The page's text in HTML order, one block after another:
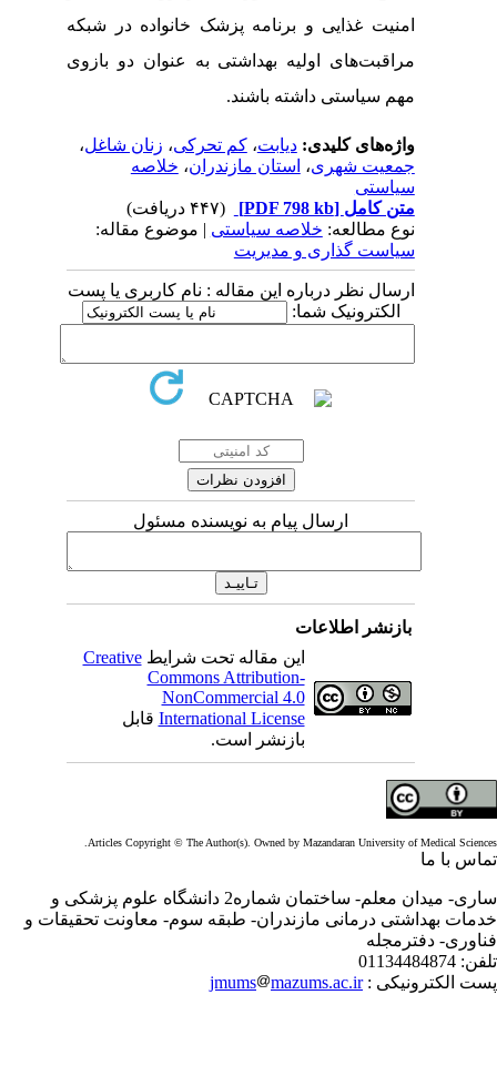
امنیت غذایی و برنامه پزشک خانواده در شبکه
مراقبت‌های اولیه بهداشتی به عنوان دو بازوی
مهم سیاستی داشته باشند.
واژه‌های کلیدی:دیابت،کم تحرکی،زنان شاغل،
جمعیت شهری،استان مازندران ،خلاصه
سیاستی
متن کامل[PDF 798 kb]
نوع مطالعه:خلاصه سیاستی| موضوع مقاله:
سیاست گذاری و مدیریت
ارسال نظر درباره این مقاله : نام کاربری یا پست
الکترونیک شما:
ارسال پیام به نویسنده مسئول
بازنشر اطلاعات
این مقاله تحت شرایطCreative
Commons Attribution-
NonCommercial 4.0
International Licenseقابل
بازنشر است.
Articles Copyright © The Author(s). Owned by Mazandaran University of Medical
با ما
ساری- میدان معلم- ساختمان شماره2 دانشگاه علوم پزشکی و
بهداشتی درمانی مازندران- طبقه سوم- معاونت تحقیقات و
دفترمجله
01134484874
الکترونیکی :
jmums mazums.ac.ir